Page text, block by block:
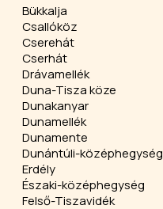
Bükkalja
Csallóköz
Cserehát
Cserhát
Drávamellék
Duna-Tisza köze
Dunakanyar
Dunamellék
Dunamente
Dunántúli-középhegység
Erdély
Északi-középhegység
Felső-Tiszavidék